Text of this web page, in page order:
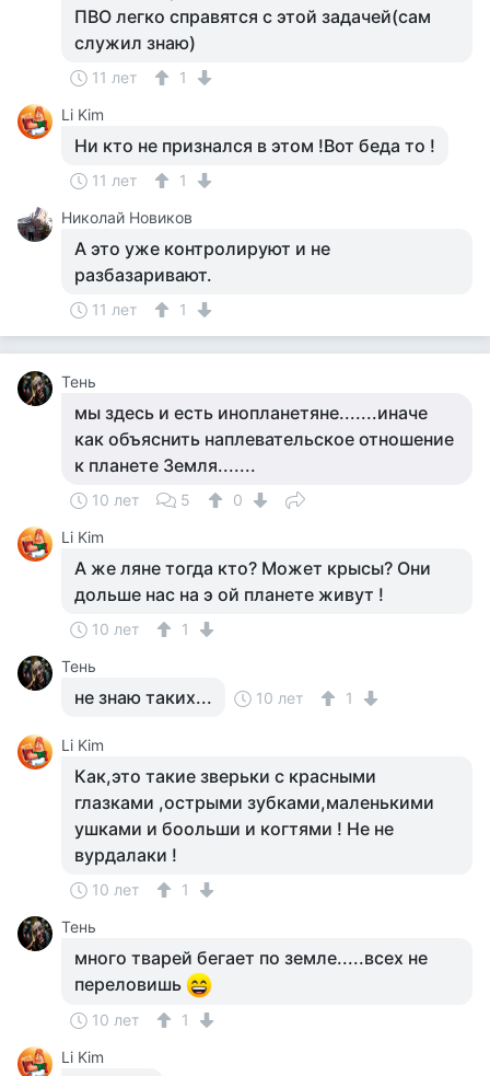
ПВО легко справятся с этой задачей(сам
служил знаю)
11 лет
1
Li Kim
Ни кто не признался в этом !Вот беда то !
11 лет
1
Николай Новиков
А это уже контролируют и не
разбазаривают.
11 лет 1
Тень
мы здесь и есть инопланетяне.......иначе
как объяснить наплевательское отношение
к планете Земля.......
10 лет 5
0
Li Kim
А же ляне тогда кто? Может крысы? Они
дольше нас на э ой планете живут !
10 лет
1
Тень
не знаю таких... 10 лет 1
Li Kim
Как,это такие зверьки с красными
глазками ,острыми зубками,маленькими
ушками и боольши и когтями ! Не не
вурдалаки !
10 лет
1
Тень
много тварей бегает по земле.....всех не
переловишь
10 лет
1
Li Kim